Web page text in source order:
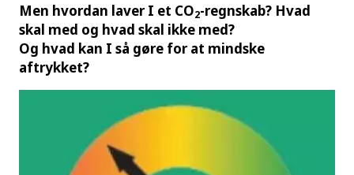
Men hvordan laver I et CO2-regnskab? Hvad
skal med og hvad skal ikke med?
Og hvad kan I så gøre for at mindske
aftrykket?